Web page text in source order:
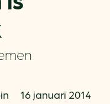
16 januari 2014